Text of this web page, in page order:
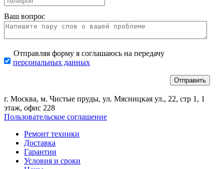
Ваш вопрос
Отправляя форму я соглашаюсь на передачу
персональных данных
г. Москва, м. Чистые пруды, ул. Мясницкая ул., 22, стр 1, 1
этаж, офис 228
Пользовательское соглашение
Ремонт техники
Доставка
Гарантии
Условия и сроки